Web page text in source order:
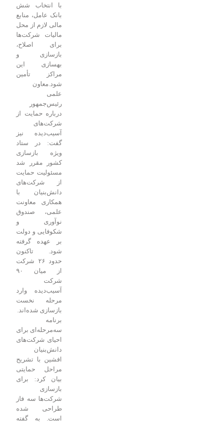
با انتخاب شش
بانک عامل، منابع
مالی لازم از محل
مالیات شرکت‌ها
برای اصلاح،
بازسازی و
بهسازی این
مراکز تأمین
رئیس‌جمهور
درباره حمایت از
آسیب‌دیده نیز
گفت: در ستاد
ویژه بازسازی
کشور مقرر شد
مسئولیت حمایت
از شرکت‌های
دانش‌بنیان با
همکاری معاونت
علمی، صندوق
نوآوری و
شکوفایی و دولت
بر عهده گرفته
تاکنون
حدود ۲۶ شرکت
آسیب‌دیده وارد
مرحله نخست
بازسازی شده‌اند.
سه‌مرحله‌ای برای
احیای شرکت‌های
افشین با تشریح
مراحل حمایتی
بیان کرد: برای
شرکت‌ها سه فاز
طراحی شده
است. به گفته